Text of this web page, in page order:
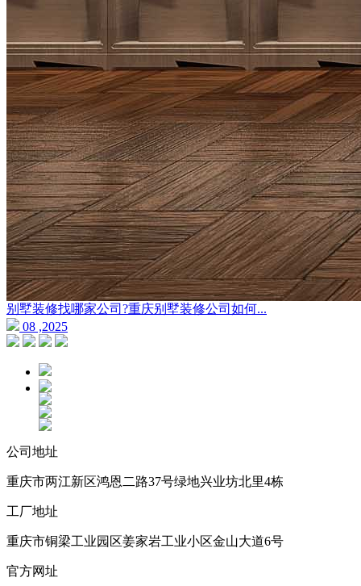
别墅装修找哪家公司?重庆别墅装修公司如何...
08 ,2025
公司地址
重庆市两江新区鸿恩二路37号绿地兴业坊北里4栋
工厂地址
重庆市铜梁工业园区姜家岩工业小区金山大道6号
官方网址